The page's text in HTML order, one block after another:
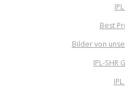
Best
Bilder von
IPL-SHR